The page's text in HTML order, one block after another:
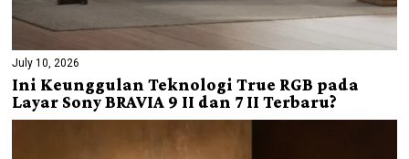
July 10, 2026
Ini Keunggulan Teknologi True RGB pada
Layar Sony BRAVIA 9 II dan 7 II Terbaru?